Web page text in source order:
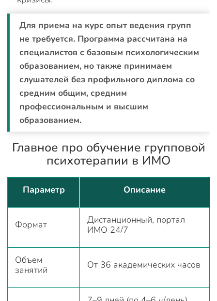
Для приема на курс опыт ведения групп
не требуется. Программа рассчитана на
специалистов с базовым психологическим
образованием, но также принимаем
слушателей без профильного диплома со
средним общим, средним
профессиональным и высшим
образованием.
Главное про обучение групповой
психотерапии в ИМО
Параметр Описание
Формат
Дистанционный, портал
ИМО 24/7
Объем
занятий
От 36 академических часов